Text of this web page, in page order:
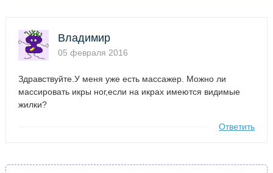
Владимир
05 февраля 2016
Здравствуйте.У меня уже есть массажер. Можно ли
массировать икры ног,если на икрах имеются видимые
жилки?
Ответить